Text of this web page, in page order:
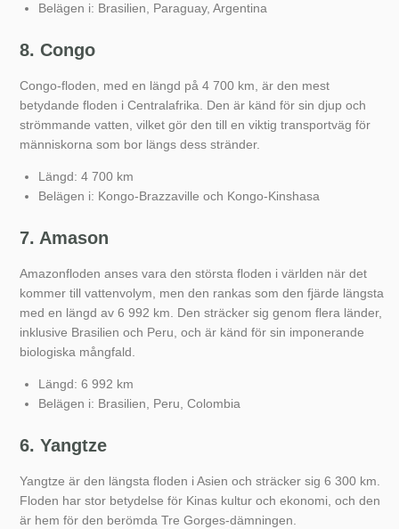
Belägen i: Brasilien, Paraguay, Argentina
8. Congo
Congo-floden, med en längd på 4 700 km, är den mest
betydande floden i Centralafrika. Den är känd för sin djup och
strömmande vatten, vilket gör den till en viktig transportväg för
människorna som bor längs dess stränder.
Längd: 4 700 km
Belägen i: Kongo-Brazzaville och Kongo-Kinshasa
7. Amason
Amazonfloden anses vara den största floden i världen när det
kommer till vattenvolym, men den rankas som den fjärde längsta
med en längd av 6 992 km. Den sträcker sig genom flera länder,
inklusive Brasilien och Peru, och är känd för sin imponerande
biologiska mångfald.
Längd: 6 992 km
Belägen i: Brasilien, Peru, Colombia
6. Yangtze
Yangtze är den längsta floden i Asien och sträcker sig 6 300 km.
Floden har stor betydelse för Kinas kultur och ekonomi, och den
är hem för den berömda Tre Gorges-dämningen.